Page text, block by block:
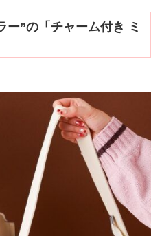
ー”の「チャーム付き ミ